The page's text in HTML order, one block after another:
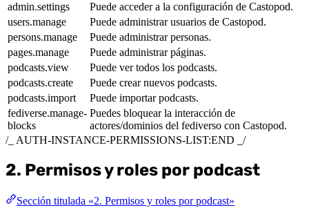
admin.settings
Puede acceder a la configuración de Castopod.
users.manage
Puede administrar usuarios de Castopod.
persons.manage
Puede administrar personas.
pages.manage
Puede administrar páginas.
podcasts.view
Puede ver todos los podcasts.
podcasts.create
Puede crear nuevos podcasts.
podcasts.import
Puede importar podcasts.
fediverse.manage-
blocks
Puedes bloquear la interacción de
actores/dominios del fediverso con Castopod.
/_ AUTH-INSTANCE-PERMISSIONS-LIST:END _/
2. Permisos y roles por podcast
Sección titulada «2. Permisos y roles por podcast»